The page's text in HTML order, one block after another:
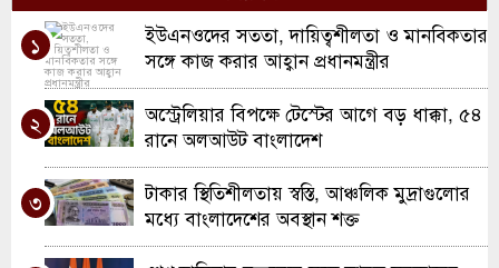
৭
রচডেল আনজুমানে আল ইসলাহ’র বার্ষিক
সাধারণ সভা ও নির্বাচন
৮
স্কুল ইন্সপেকশনে অসাধারণ স্বীকৃতি ; দারুল
হাদিস লতিফিয়ার ঐতিহাসিক সাফল্য উদযাপন
৯
স্পোর্টস টু ওয়ার্ক প্রেসেন্ট ইউ বি এ স্যাটেলাইট
ব্যাডমিন্টন টুর্নামেন্ট অনুষ্ঠিত
১
ইউএনওদের সততা, দায়িত্বশীলতা ও মানবিকতার
সঙ্গে কাজ করার আহ্বান প্রধানমন্ত্রীর
২
অস্ট্রেলিয়ার বিপক্ষে টেস্টের আগে বড় ধাক্কা, ৫৪
রানে অলআউট বাংলাদেশ
৩
টাকার স্থিতিশীলতায় স্বস্তি, আঞ্চলিক মুদ্রাগুলোর
মধ্যে বাংলাদেশের অবস্থান শক্ত